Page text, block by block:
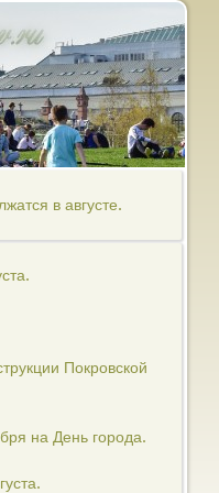
в августе.
Покровской
на День города.